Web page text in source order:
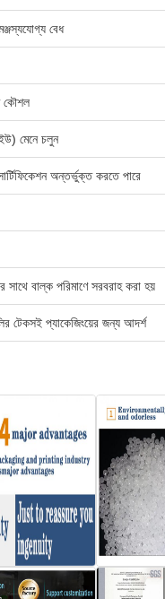
বেধ
কৌশল
মেনে চলুন
অন্তর্ভুক্ত করতে পারে
সাথে বাল্ক পরিমাণে সরবরাহ করা হয়
টেকসই প্যাকেজিংয়ের জন্য আদর্শ